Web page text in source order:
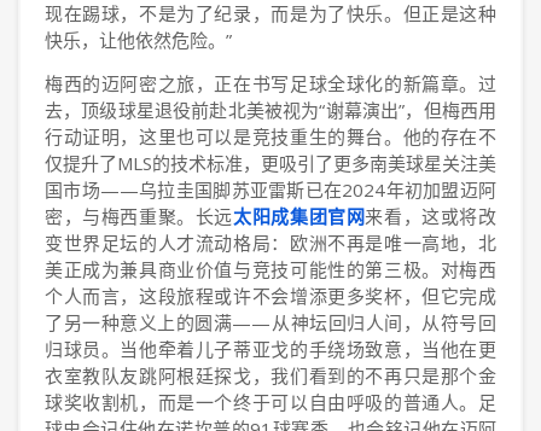
现在踢球，不是为了纪录，而是为了快乐。但正是这种
快乐，让他依然危险。”
梅西的迈阿密之旅，正在书写足球全球化的新篇章。过
去，顶级球星退役前赴北美被视为“谢幕演出”，但梅西用
行动证明，这里也可以是竞技重生的舞台。他的存在不
仅提升了MLS的技术标准，更吸引了更多南美球星关注美
国市场——乌拉圭国脚苏亚雷斯已在2024年初加盟迈阿
密，与梅西重聚。长远太阳成集团官网来看，这或将改
变世界足坛的人才流动格局：欧洲不再是唯一高地，北
美正成为兼具商业价值与竞技可能性的第三极。对梅西
个人而言，这段旅程或许不会增添更多奖杯，但它完成
了另一种意义上的圆满——从神坛回归人间，从符号回
归球员。当他牵着儿子蒂亚戈的手绕场致意，当他在更
衣室教队友跳阿根廷探戈，我们看到的不再只是那个金
球奖收割机，而是一个终于可以自由呼吸的普通人。足